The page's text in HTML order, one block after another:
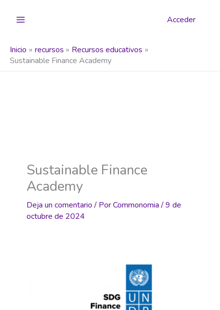
Acceder
Inicio recursos
Recursos educativos
Sustainable Finance Academy
Sustainable Finance
Academy
Deja un comentario / PorCommonomia/9 de
octubre de 2024